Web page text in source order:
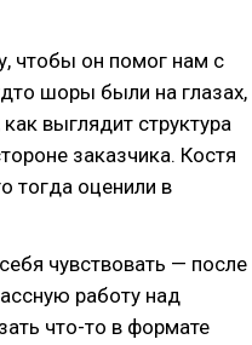
чтобы он помог нам с
шоры были на глазах,
выглядит структура
заказчика. Костя
тогда оценили в
чувствовать — после
работу над
что-то в формате